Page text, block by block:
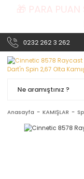
🎁 PARA
0232 262 3 262
Anasayfa KAMIŞLAR